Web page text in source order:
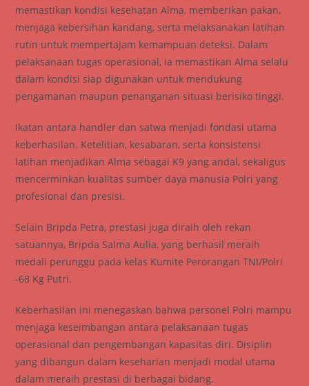
memastikan kondisi kesehatan Alma, memberikan pakan,
menjaga kebersihan kandang, serta melaksanakan latihan
rutin untuk mempertajam kemampuan deteksi. Dalam
pelaksanaan tugas operasional, ia memastikan Alma selalu
dalam kondisi siap digunakan untuk mendukung
pengamanan maupun penanganan situasi berisiko tinggi.
Ikatan antara handler dan satwa menjadi fondasi utama
keberhasilan. Ketelitian, kesabaran, serta konsistensi
latihan menjadikan Alma sebagai K9 yang andal, sekaligus
mencerminkan kualitas sumber daya manusia Polri yang
profesional dan presisi.
Selain Bripda Petra, prestasi juga diraih oleh rekan
satuannya, Bripda Salma Aulia, yang berhasil meraih
medali perunggu pada kelas Kumite Perorangan TNI/Polri
-68 Kg Putri.
Keberhasilan ini menegaskan bahwa personel Polri mampu
menjaga keseimbangan antara pelaksanaan tugas
operasional dan pengembangan kapasitas diri. Disiplin
yang dibangun dalam keseharian menjadi modal utama
dalam meraih prestasi di berbagai bidang.